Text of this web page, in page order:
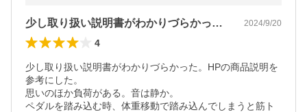
少し取り扱い説明書がわかりづらかった。… 2024/9/20
4
少し取り扱い説明書がわかりづらかった。HPの商品説明を
参考にした。
思いのほか負荷がある。音は静か。
ペダルを踏み込む時、体重移動で踏み込んでしまうと筋ト